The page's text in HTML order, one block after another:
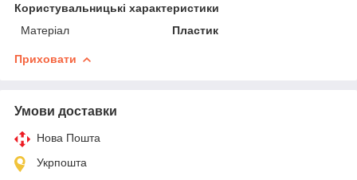
Користувальницькі характеристики
Матеріал
Пластик
Приховати
Умови доставки
Нова Пошта
Укрпошта